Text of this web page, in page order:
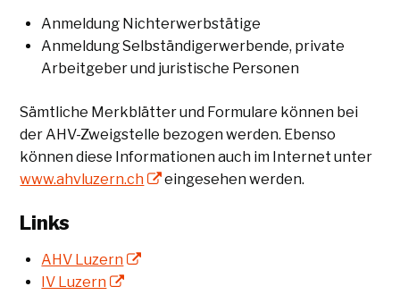
Anmeldung Nichterwerbstätige
Anmeldung Selbständigerwerbende, private
Arbeitgeber und juristische Personen
Sämtliche Merkblätter und Formulare können bei
der AHV-Zweigstelle bezogen werden. Ebenso
können diese Informationen auch im Internet unter
www.ahvluzern.ch
eingesehen werden.
Links
AHV Luzern
IV Luzern